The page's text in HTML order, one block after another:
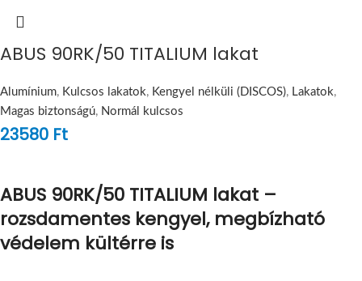
ABUS 90RK/50 TITALIUM lakat
Alumínium, Kulcsos lakatok, Kengyel nélküli (DISCOS), Lakatok,
Magas biztonságú, Normál kulcsos
23580 Ft
ABUS 90RK/50 TITALIUM lakat –
rozsdamentes kengyel, megbízható
védelem kültérre is